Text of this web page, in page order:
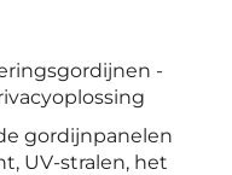
-
gordijnpanelen
UV-stralen, het